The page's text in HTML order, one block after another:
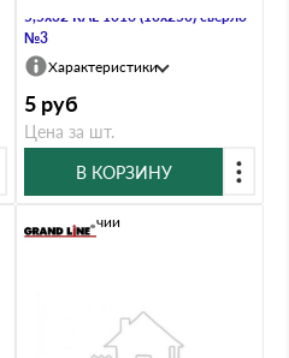
5,5х32 RAL 1016 (10х250) сверло
№3
Характеристики
5 руб
Цена за шт.
В КОРЗИНУ
В наличии